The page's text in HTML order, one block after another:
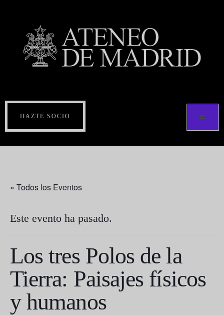
HAZTE SOCIO
« Todos los Eventos
Este evento ha pasado.
Los tres Polos de la
Tierra: Paisajes físicos
y humanos